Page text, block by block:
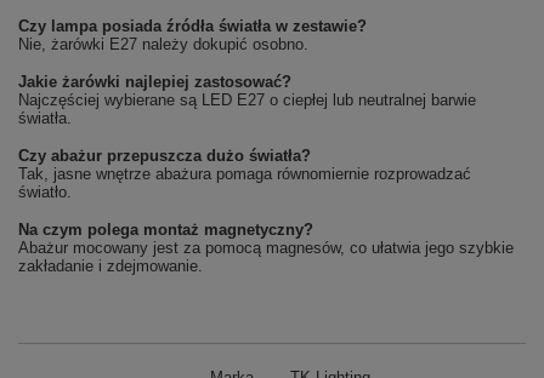
Czy lampa posiada źródła światła w zestawie?
Nie, żarówki E27 należy dokupić osobno.
Jakie żarówki najlepiej zastosować?
Najczęściej wybierane są LED E27 o ciepłej lub neutralnej barwie
światła.
Czy abażur przepuszcza dużo światła?
Tak, jasne wnętrze abażura pomaga równomiernie rozprowadzać
światło.
Na czym polega montaż magnetyczny?
Abażur mocowany jest za pomocą magnesów, co ułatwia jego szybkie
zakładanie i zdejmowanie.